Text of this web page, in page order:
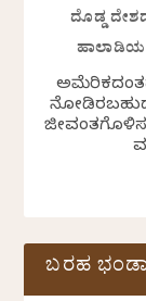
ದೊಡ್ಡ
ಅಮೆರಿಕದಂತಹ
ಬರಹ